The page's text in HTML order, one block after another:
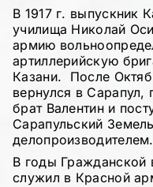
В 1917 г. выпускник
училища Николай
армию
артиллерийскую
Казани. После
вернулся в Сарапул,
брат Валентин и
Сарапульский
делопроизводителем.
В годы Гражданской
служил в Красной